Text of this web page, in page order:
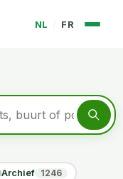
NL FR
Archief 1246